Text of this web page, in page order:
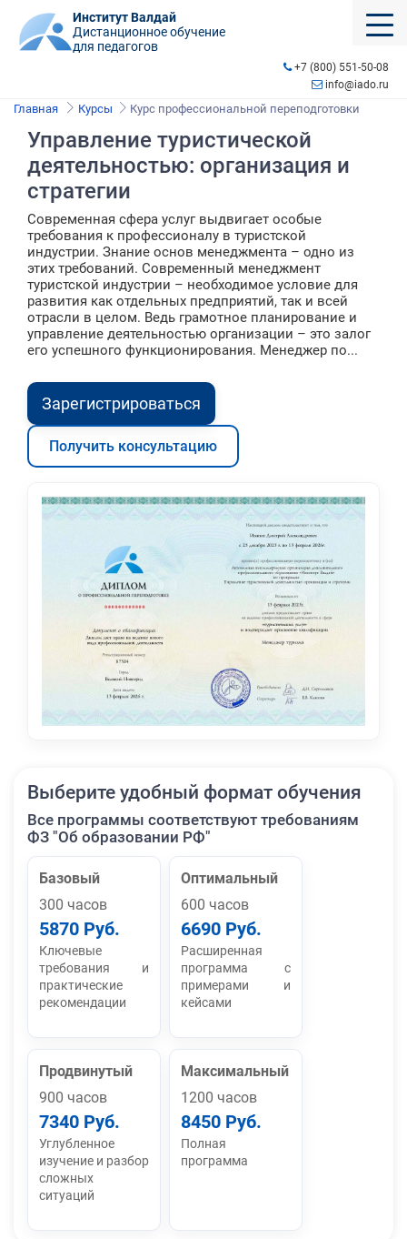
Институт Валдай
Дистанционное обучение
для педагогов
+7 (800) 551-50-08
info@iado.ru
Главная Курсы Курс профессиональной переподготовки
Управление туристической
деятельностью: организация и
стратегии
Современная сфера услуг выдвигает особые
требования к профессионалу в туристской
индустрии. Знание основ менеджмента – одно из
этих требований. Современный менеджмент
туристской индустрии – необходимое условие для
развития как отдельных предприятий, так и всей
отрасли в целом. Ведь грамотное планирование и
управление деятельностью организации – это залог
его успешного функционирования. Менеджер по...
Зарегистрироваться
Получить консультацию
Выберите удобный формат обучения
Все программы соответствуют требованиям
ФЗ "Об образовании РФ"
Базовый
300 часов
5870 Руб.
Ключевые
требования и
практические
рекомендации
Оптимальный
600 часов
6690 Руб.
Расширенная
программа с
примерами и
кейсами
Продвинутый
900 часов
7340 Руб.
Углубленное
изучение и разбор
сложных
ситуаций
Максимальный
1200 часов
8450 Руб.
Полная
программа